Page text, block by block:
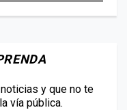
y que no te
vía pública.